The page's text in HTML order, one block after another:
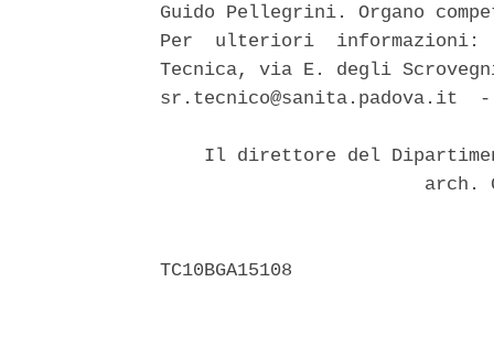
Guido Pellegrini. Organo
Per  ulteriori  informazioni:
Tecnica, via E. degli
sr.tecnico@sanita.padova.it  -
Il direttore del